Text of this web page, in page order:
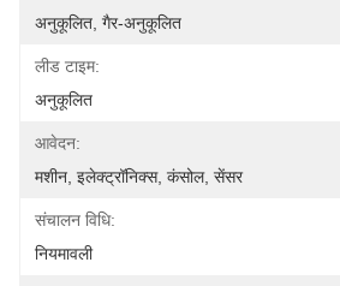
अनुकूलित, गैर-अनुकूलित
लीड टाइम:
अनुकूलित
आवेदन:
मशीन, इलेक्ट्रॉनिक्स, कंसोल, सेंसर
संचालन विधि:
नियमावली